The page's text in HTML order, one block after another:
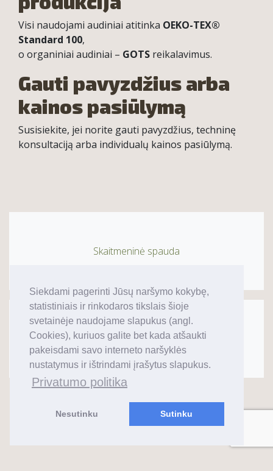
Siekdami pagerinti Jūsų naršymo kokybę,
statistiniais ir rinkodaros tikslais šioje
svetainėje naudojame slapukus (angl.
Cookies), kuriuos galite bet kada atšaukti
pakeisdami savo interneto naršyklės
nustatymus ir ištrindami įrašytus slapukus.
Privatumo politika
Nesutinku Sutinku
Visi naudojami audiniai atitinka OEKO-TEX®
Standard 100,
o organiniai audiniai – GOTS reikalavimus.
Gauti pavyzdžius arba
kainos pasiūlymą
Susisiekite, jei norite gauti pavyzdžius, techninę
konsultaciją arba individualų kainos pasiūlymą.
Skaitmeninė spauda
Sublimacinė spauda